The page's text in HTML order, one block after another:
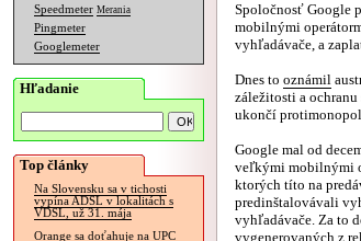
Speedmeter Merania
Pingmeter
Googlemeter
Hľadanie
Top články
Na Slovensku sa v tichosti
vypína ADSL v lokalitách s
VDSL, už 31. mája
Orange sa doťahuje na UPC
Spoločnosť Google
mobilnými
vyhľadávače, a
Dnes to oznámil
záležitosti a
ukončí
Google mal od
veľkými mobilnými
ktorých títo na
predinštalovávali
vyhľadávače. Za to
vygenerovaných z